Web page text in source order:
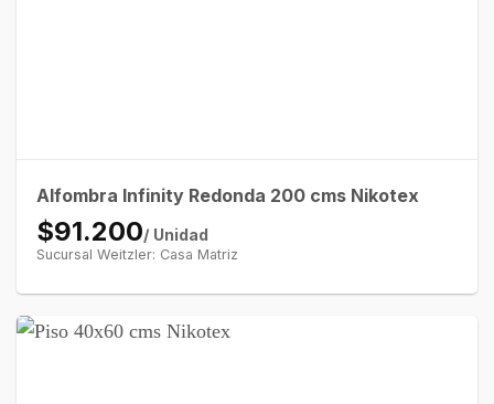
Alfombra Infinity Redonda 200 cms Nikotex
$91.200/ Unidad
Sucursal Weitzler: Casa Matriz